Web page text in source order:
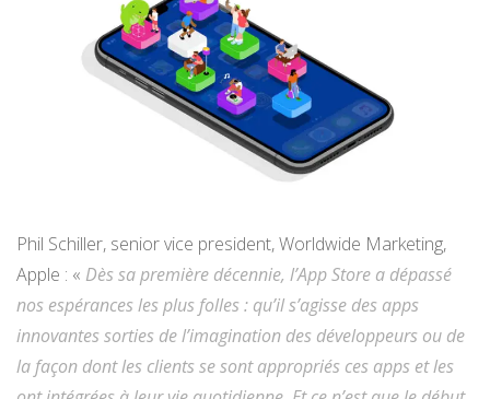
Phil Schiller, senior vice president, Worldwide Marketing,
Apple : « Dès sa première décennie, l’App Store a dépassé
nos espérances les plus folles : qu’il s’agisse des apps
innovantes sorties de l’imagination des développeurs ou de
la façon dont les clients se sont appropriés ces apps et les